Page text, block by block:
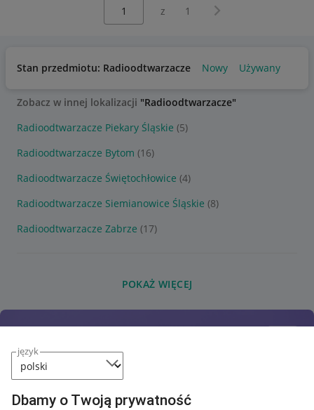
język
Dbamy o Twoją prywatność
z 1 Następna strona
Stan przedmiotu: Radioodtwarzacze Nowy Używany
Zobacz w innej lokalizacji "Radioodtwarzacze"
Radioodtwarzacze Piekary Śląskie (5)
Radioodtwarzacze Bytom (16)
Radioodtwarzacze Świętochłowice (4)
Radioodtwarzacze Siemianowice Śląskie (8)
Radioodtwarzacze Zabrze (17)
POKAŻ WIĘCEJ